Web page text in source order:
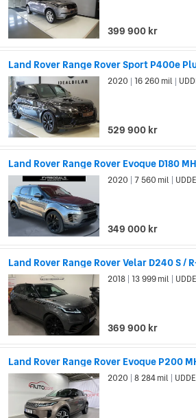
399 900 kr
2020 16 260 mil
529 900 kr
2020 7 560 mil
349 000 kr
2018 13 999 mil
369 900 kr
2020 8 284 mil